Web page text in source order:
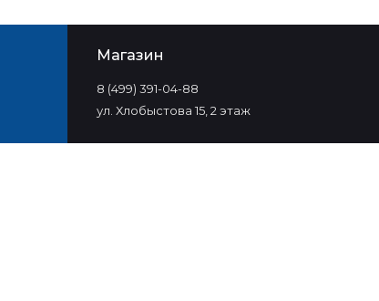
Магазин
8 (499) 391-04-88
ул. Хлобыстова 15, 2 этаж